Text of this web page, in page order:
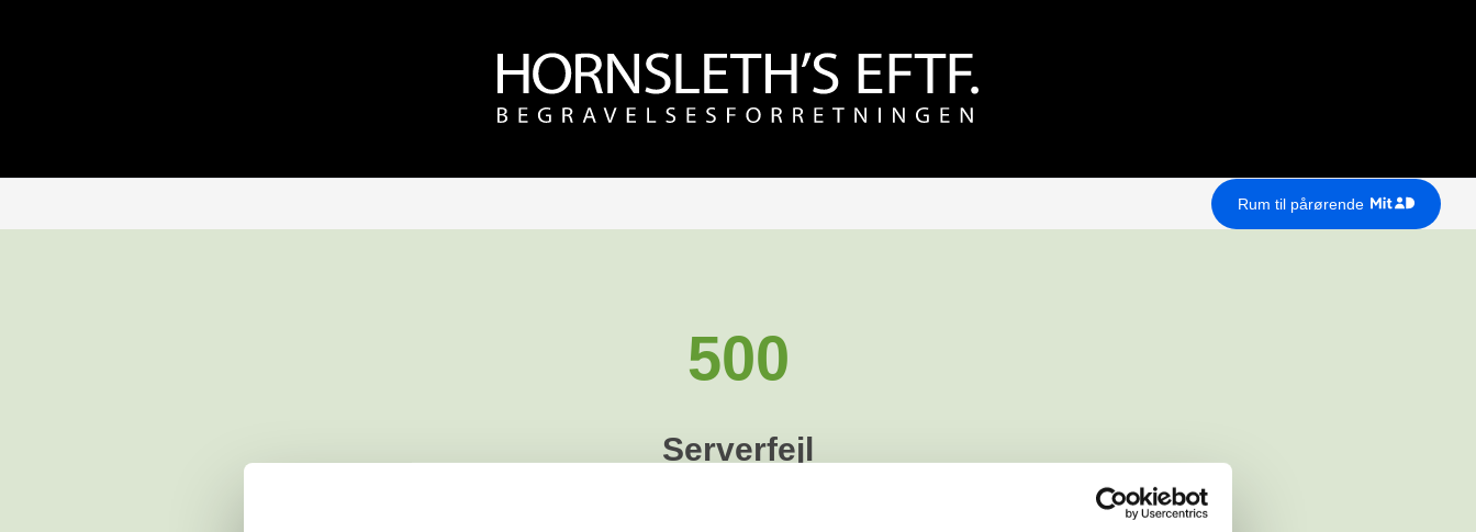
Rum til pårørende
500
Serverfejl
Der opstod en intern serverfejl. Vi arbejder på at løse problemet. Prøv venligst igen